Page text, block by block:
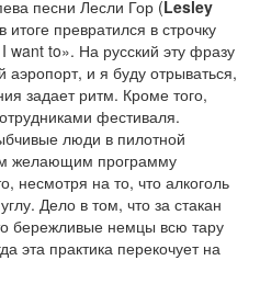
песни Лесли Гор (Lesley
итоге превратился в строчку
want to». На русский эту фразу
аэропорт, и я буду отрываться,
задает ритм. Кроме того,
фестиваля.
люди в пилотной
желающим программу
несмотря на то, что алкоголь
Дело в том, что за стакан
бережливые немцы всю тару
эта практика перекочует на